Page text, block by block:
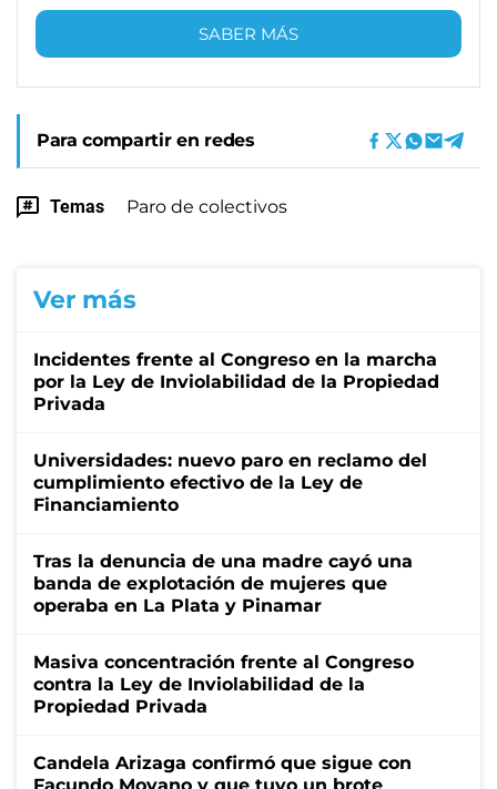
SABER MÁS
Para compartir en redes
Temas Paro de colectivos
Ver más
Incidentes frente al Congreso en la marcha
por la Ley de Inviolabilidad de la Propiedad
Privada
Universidades: nuevo paro en reclamo del
cumplimiento efectivo de la Ley de
Financiamiento
Tras la denuncia de una madre cayó una
banda de explotación de mujeres que
operaba en La Plata y Pinamar
Masiva concentración frente al Congreso
contra la Ley de Inviolabilidad de la
Propiedad Privada
Candela Arizaga confirmó que sigue con